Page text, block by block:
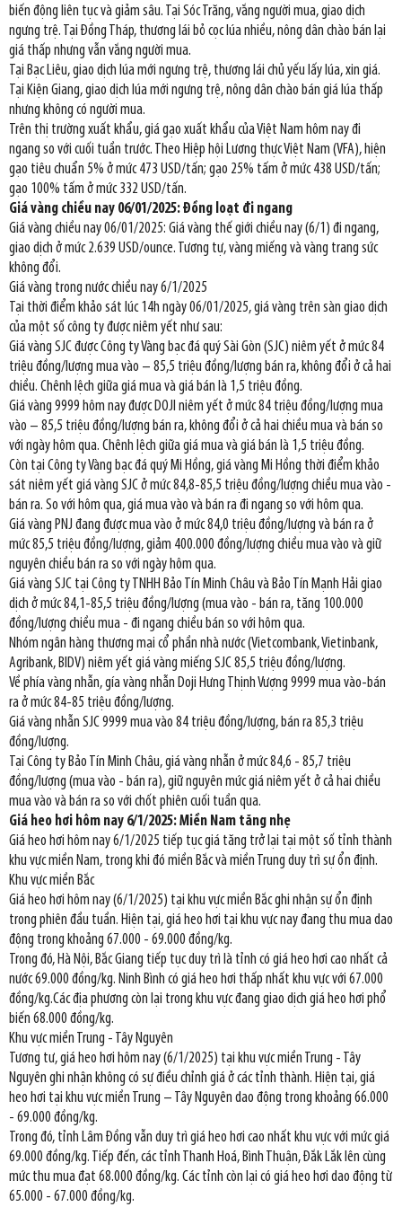
biến động liên tục và giảm sâu. Tại Sóc Trăng, vắng người mua, giao dịch
ngưng trệ. Tại Đồng Tháp, thương lái bỏ cọc lúa nhiều, nông dân chào bán lại
giá thấp nhưng vẫn vắng người mua.
Tại Bạc Liêu, giao dịch lúa mới ngưng trệ, thương lái chủ yếu lấy lúa, xin giá.
Tại Kiện Giang, giao dịch lúa mới ngưng trệ, nông dân chào bán giá lúa thấp
nhưng không có người mua.
Trên thị trường xuất khẩu, giá gạo xuất khẩu của Việt Nam hôm nay đi
ngang so với cuối tuần trước. Theo Hiệp hội Lương thực Việt Nam (VFA), hiện
gạo tiêu chuẩn 5% ở mức 473 USD/tấn; gạo 25% tấm ở mức 438 USD/tấn;
gạo 100% tấm ở mức 332 USD/tấn.
Giá vàng chiều nay 06/01/2025: Đồng loạt đi ngang
Giá vàng chiều nay 06/01/2025: Giá vàng thế giới chiều nay (6/1) đi ngang,
giao dịch ở mức 2.639 USD/ounce. Tương tự, vàng miếng và vàng trang sức
không đổi.
Giá vàng trong nước chiều nay 6/1/2025
Tại thời điểm khảo sát lúc 14h ngày 06/01/2025, giá vàng trên sàn giao dịch
của một số công ty được niêm yết như sau:
Giá vàng SJC được Công ty Vàng bạc đá quý Sài Gòn (SJC) niêm yết ở mức 84
triệu đồng/lượng mua vào – 85,5 triệu đồng/lượng bán ra, không đổi ở cả hai
chiều. Chênh lệch giữa giá mua và giá bán là 1,5 triệu đồng.
Giá vàng 9999 hôm nay được DOJI niêm yết ở mức 84 triệu đồng/lượng mua
vào – 85,5 triệu đồng/lượng bán ra, không đổi ở cả hai chiều mua và bán so
với ngày hôm qua. Chênh lệch giữa giá mua và giá bán là 1,5 triệu đồng.
Còn tại Công ty Vàng bạc đá quý Mi Hồng, giá vàng Mi Hồng thời điểm khảo
sát niêm yết giá vàng SJC ở mức 84,8-85,5 triệu đồng/lượng chiều mua vào -
bán ra. So với hôm qua, giá mua vào và bán ra đi ngang so với hôm qua.
Giá vàng PNJ đang được mua vào ở mức 84,0 triệu đồng/lượng và bán ra ở
mức 85,5 triệu đồng/lượng, giảm 400.000 đồng/lượng chiều mua vào và giữ
nguyên chiều bán ra so với ngày hôm qua.
Giá vàng SJC tại Công ty TNHH Bảo Tín Minh Châu và Bảo Tín Mạnh Hải giao
dịch ở mức 84,1-85,5 triệu đồng/lượng (mua vào - bán ra, tăng 100.000
đồng/lượng chiều mua - đi ngang chiều bán so với hôm qua.
Nhóm ngân hàng thương mại cổ phần nhà nước (Vietcombank, Vietinbank,
Agribank, BIDV) niêm yết giá vàng miếng SJC 85,5 triệu đồng/lượng.
Về phía vàng nhẫn, gía vàng nhẫn Doji Hưng Thịnh Vượng 9999 mua vào-bán
ra ở mức 84-85 triệu đồng/lượng.
Giá vàng nhẫn SJC 9999 mua vào 84 triệu đồng/lượng, bán ra 85,3 triệu
đồng/lượng.
Tại Công ty Bảo Tín Minh Châu, giá vàng nhẫn ở mức 84,6 - 85,7 triệu
đồng/lượng (mua vào - bán ra), giữ nguyên mức giá niêm yết ở cả hai chiều
mua vào và bán ra so với chốt phiên cuối tuần qua.
Giá heo hơi hôm nay 6/1/2025: Miền Nam tăng nhẹ
Giá heo hơi hôm nay 6/1/2025 tiếp tục giá tăng trở lại tại một số tỉnh thành
khu vực miền Nam, trong khi đó miền Bắc và miền Trung duy trì sự ổn định.
Khu vực miền Bắc
Giá heo hơi hôm nay (6/1/2025) tại khu vực miền Bắc ghi nhận sự ổn định
trong phiên đầu tuần. Hiện tại, giá heo hơi tại khu vực nay đang thu mua dao
động trong khoảng 67.000 - 69.000 đồng/kg.
Trong đó, Hà Nội, Bắc Giang tiếp tục duy trì là tỉnh có giá heo hơi cao nhất cả
nước 69.000 đồng/kg. Ninh Bình có giá heo hơi thấp nhất khu vực với 67.000
đồng/kg.Các địa phương còn lại trong khu vực đang giao dịch giá heo hơi phổ
biến 68.000 đồng/kg.
Khu vực miền Trung - Tây Nguyên
Tương tư, giá heo hơi hôm nay (6/1/2025) tại khu vực miền Trung - Tây
Nguyên ghi nhận không có sự điều chỉnh giá ở các tỉnh thành. Hiện tại, giá
heo hơi tại khu vực miền Trung – Tây Nguyên dao động trong khoảng 66.000
- 69.000 đồng/kg.
Trong đó, tỉnh Lâm Đồng vẫn duy trì giá heo hơi cao nhất khu vực với mức giá
69.000 đồng/kg. Tiếp đến, các tỉnh Thanh Hoá, Bình Thuận, Đắk Lắk lên cùng
mức thu mua đạt 68.000 đồng/kg. Các tỉnh còn lại có giá heo hơi dao động từ
65.000 - 67.000 đồng/kg.